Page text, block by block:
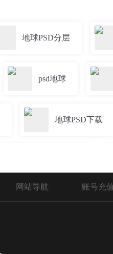
地球PSD分层
psd地球
地球PSD下载
低碳生活保护地球PSD素
网站导航 账号充